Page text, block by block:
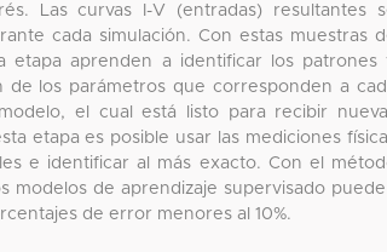
Las curvas I-V (entradas) resultantes
cada simulación. Con estas muestras
etapa aprenden a identificar los patrones
de los parámetros que corresponden a
el cual está listo para recibir
etapa es posible usar las mediciones
e identificar al más exacto. Con el
de aprendizaje supervisado
de error menores al 10%.